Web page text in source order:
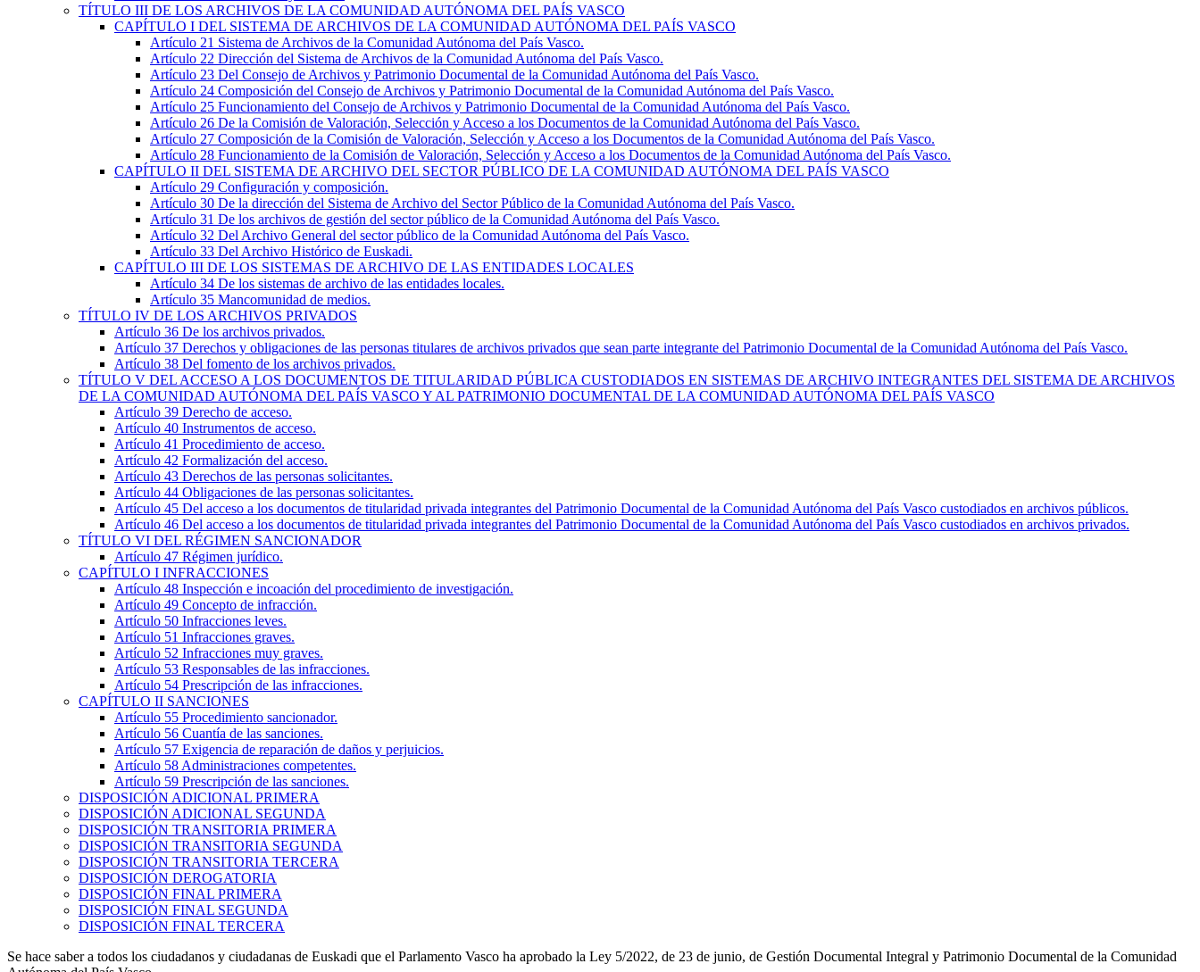
TÍTULO III DE LOS ARCHIVOS DE LA COMUNIDAD AUTÓNOMA DEL PAÍS VASCO
CAPÍTULO I DEL SISTEMA DE ARCHIVOS DE LA COMUNIDAD AUTÓNOMA DEL PAÍS VASCO
Artículo 21 Sistema de Archivos de la Comunidad Autónoma del País Vasco.
Artículo 22 Dirección del Sistema de Archivos de la Comunidad Autónoma del País Vasco.
Artículo 23 Del Consejo de Archivos y Patrimonio Documental de la Comunidad Autónoma del País Vasco.
Artículo 24 Composición del Consejo de Archivos y Patrimonio Documental de la Comunidad Autónoma del País Vasco.
Artículo 25 Funcionamiento del Consejo de Archivos y Patrimonio Documental de la Comunidad Autónoma del País Vasco.
Artículo 26 De la Comisión de Valoración, Selección y Acceso a los Documentos de la Comunidad Autónoma del País Vasco.
Artículo 27 Composición de la Comisión de Valoración, Selección y Acceso a los Documentos de la Comunidad Autónoma del País Vasco.
Artículo 28 Funcionamiento de la Comisión de Valoración, Selección y Acceso a los Documentos de la Comunidad Autónoma del País Vasco.
CAPÍTULO II DEL SISTEMA DE ARCHIVO DEL SECTOR PÚBLICO DE LA COMUNIDAD AUTÓNOMA DEL PAÍS VASCO
Artículo 29 Configuración y composición.
Artículo 30 De la dirección del Sistema de Archivo del Sector Público de la Comunidad Autónoma del País Vasco.
Artículo 31 De los archivos de gestión del sector público de la Comunidad Autónoma del País Vasco.
Artículo 32 Del Archivo General del sector público de la Comunidad Autónoma del País Vasco.
Artículo 33 Del Archivo Histórico de Euskadi.
CAPÍTULO III DE LOS SISTEMAS DE ARCHIVO DE LAS ENTIDADES LOCALES
Artículo 34 De los sistemas de archivo de las entidades locales.
Artículo 35 Mancomunidad de medios.
TÍTULO IV DE LOS ARCHIVOS PRIVADOS
Artículo 36 De los archivos privados.
Artículo 37 Derechos y obligaciones de las personas titulares de archivos privados que sean parte integrante del Patrimonio Documental de la Comunidad Autónoma del País Vasco.
Artículo 38 Del fomento de los archivos privados.
TÍTULO V DEL ACCESO A LOS DOCUMENTOS DE TITULARIDAD PÚBLICA CUSTODIADOS EN SISTEMAS DE ARCHIVO INTEGRANTES DEL SISTEMA DE ARCHIVOS
DE LA COMUNIDAD AUTÓNOMA DEL PAÍS VASCO Y AL PATRIMONIO DOCUMENTAL DE LA COMUNIDAD AUTÓNOMA DEL PAÍS VASCO
Artículo 39 Derecho de acceso.
Artículo 40 Instrumentos de acceso.
Artículo 41 Procedimiento de acceso.
Artículo 42 Formalización del acceso.
Artículo 43 Derechos de las personas solicitantes.
Artículo 44 Obligaciones de las personas solicitantes.
Artículo 45 Del acceso a los documentos de titularidad privada integrantes del Patrimonio Documental de la Comunidad Autónoma del País Vasco custodiados en archivos públicos.
Artículo 46 Del acceso a los documentos de titularidad privada integrantes del Patrimonio Documental de la Comunidad Autónoma del País Vasco custodiados en archivos privados.
TÍTULO VI DEL RÉGIMEN SANCIONADOR
Artículo 47 Régimen jurídico.
CAPÍTULO I INFRACCIONES
Artículo 48 Inspección e incoación del procedimiento de investigación.
Artículo 49 Concepto de infracción.
Artículo 50 Infracciones leves.
Artículo 51 Infracciones graves.
Artículo 52 Infracciones muy graves.
Artículo 53 Responsables de las infracciones.
Artículo 54 Prescripción de las infracciones.
CAPÍTULO II SANCIONES
Artículo 55 Procedimiento sancionador.
Artículo 56 Cuantía de las sanciones.
Artículo 57 Exigencia de reparación de daños y perjuicios.
Artículo 58 Administraciones competentes.
Artículo 59 Prescripción de las sanciones.
DISPOSICIÓN ADICIONAL PRIMERA
DISPOSICIÓN ADICIONAL SEGUNDA
DISPOSICIÓN TRANSITORIA PRIMERA
DISPOSICIÓN TRANSITORIA SEGUNDA
DISPOSICIÓN TRANSITORIA TERCERA
DISPOSICIÓN DEROGATORIA
DISPOSICIÓN FINAL PRIMERA
DISPOSICIÓN FINAL SEGUNDA
DISPOSICIÓN FINAL TERCERA
Se hace saber a todos los ciudadanos y ciudadanas de Euskadi que el Parlamento Vasco ha aprobado la Ley 5/2022, de 23 de junio, de Gestión Documental Integral y Patrimonio Documental de la Comunidad